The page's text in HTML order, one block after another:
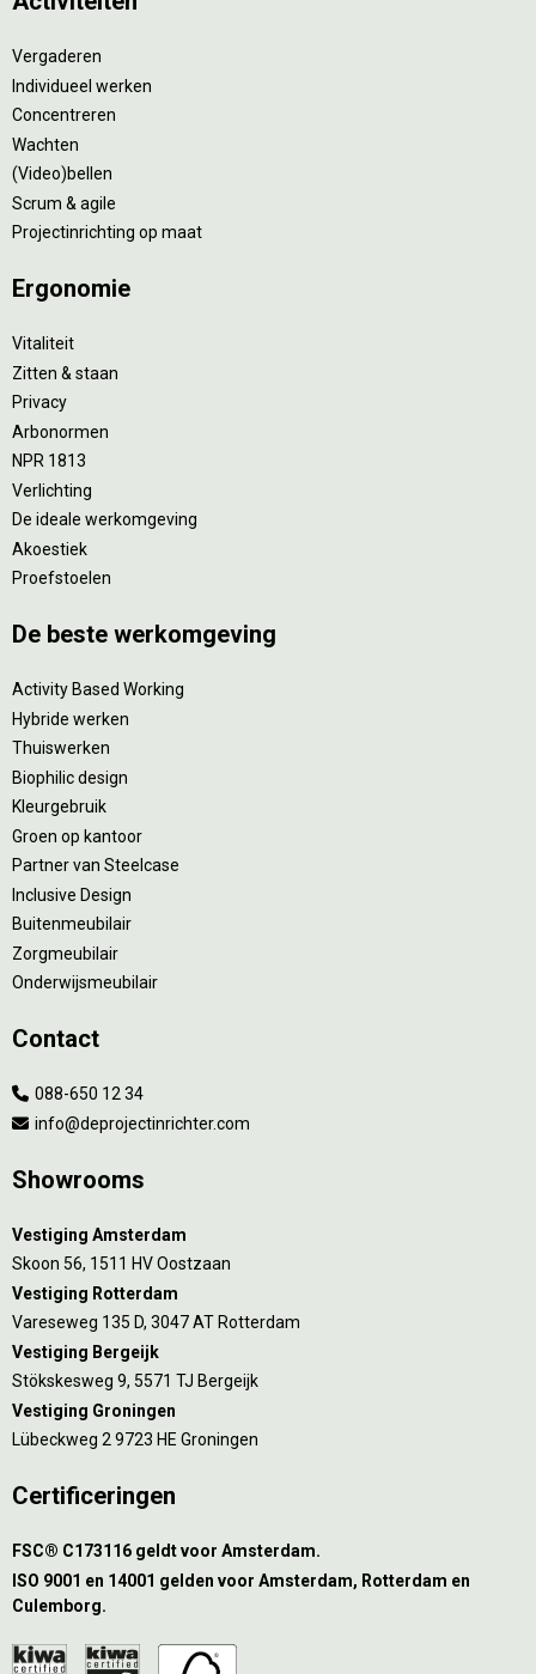
Vergaderen
Individueel werken
Concentreren
Wachten
(Video)bellen
Scrum & agile
Projectinrichting op maat
Ergonomie
Vitaliteit
Zitten & staan
Privacy
Arbonormen
NPR 1813
Verlichting
De ideale werkomgeving
Akoestiek
Proefstoelen
De beste werkomgeving
Activity Based Working
Hybride werken
Thuiswerken
Biophilic design
Kleurgebruik
Groen op kantoor
Partner van Steelcase
Inclusive Design
Buitenmeubilair
Zorgmeubilair
Onderwijsmeubilair
Contact
088-650 12 34
info@deprojectinrichter.com
Showrooms
Vestiging Amsterdam
Skoon 56, 1511 HV Oostzaan
Vestiging Rotterdam
Vareseweg 135 D, 3047 AT Rotterdam
Vestiging Bergeijk
Stökskesweg 9, 5571 TJ Bergeijk
Vestiging Groningen
Lübeckweg 2 9723 HE Groningen
Certificeringen
FSC® C173116 geldt voor Amsterdam.
ISO 9001 en 14001 gelden voor Amsterdam, Rotterdam en
Culemborg.